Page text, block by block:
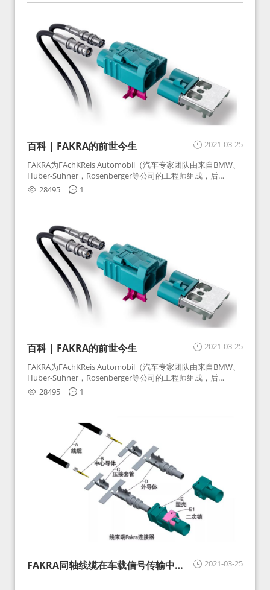
2021-03-25
百科 | FAKRA的前世今生
FAKRA为FAchKReis Automobil（汽车专家团队由来自BMW、
Huber-Suhner，Rosenberger等公司的工程师组成，后
Huber-Suhner相关连接器业务及技术在2010年并入
Rosenberger）缩写。起初为BMW需求用于车载收音机天线连
接，如今FAKRA已成为汽车行业通用标准的射频连接器，被业
28495 1
2021-03-25
百科 | FAKRA的前世今生
FAKRA为FAchKReis Automobil（汽车专家团队由来自BMW、
Huber-Suhner，Rosenberger等公司的工程师组成，后
Huber-Suhner相关连接器业务及技术在2010年并入
Rosenberger）缩写。起初为BMW需求用于车载收音机天线连
接，如今FAKRA已成为汽车行业通用标准的射频连接器，被业
28495 1
2021-03-25
FAKRA同轴线缆在车载信号传输中的